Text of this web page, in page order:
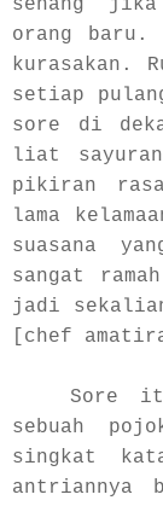
senang
orang baru.
kurasakan.
setiap
sore di
liat
pikiran
lama
suasana
sangat
jadi
[chef
Sore
sebuah
singkat
antriannya